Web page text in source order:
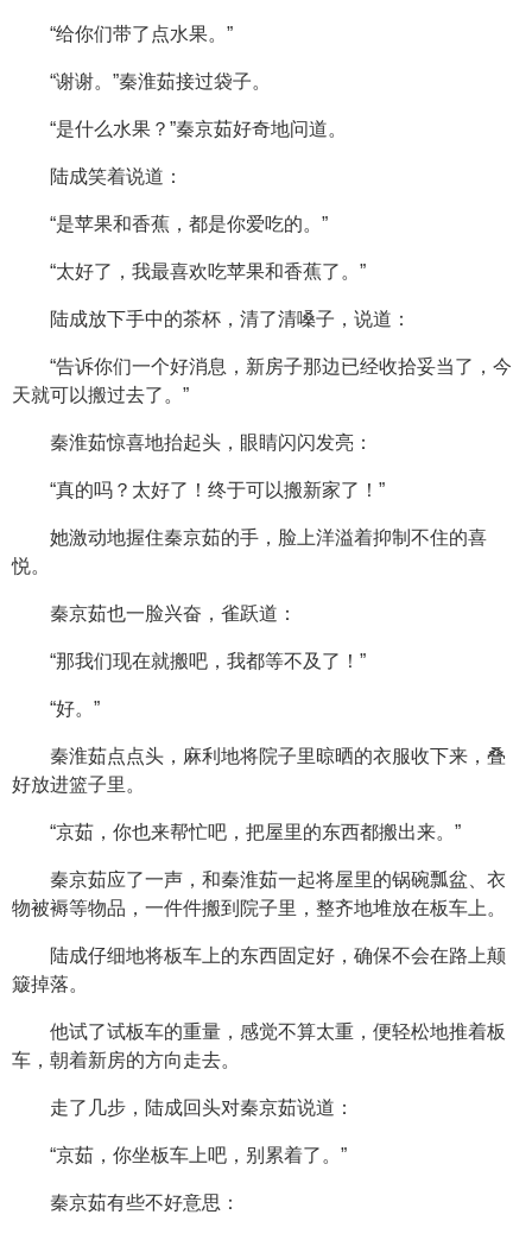
“给你们带了点水果。”
“谢谢。”秦淮茹接过袋子。
“是什么水果？”秦京茹好奇地问道。
陆成笑着说道：
“是苹果和香蕉，都是你爱吃的。”
“太好了，我最喜欢吃苹果和香蕉了。”
陆成放下手中的茶杯，清了清嗓子，说道：
“告诉你们一个好消息，新房子那边已经收拾妥当了，今
天就可以搬过去了。”
秦淮茹惊喜地抬起头，眼睛闪闪发亮：
“真的吗？太好了！终于可以搬新家了！”
她激动地握住秦京茹的手，脸上洋溢着抑制不住的喜
悦。
秦京茹也一脸兴奋，雀跃道：
“那我们现在就搬吧，我都等不及了！”
“好。”
秦淮茹点点头，麻利地将院子里晾晒的衣服收下来，叠
好放进篮子里。
“京茹，你也来帮忙吧，把屋里的东西都搬出来。”
秦京茹应了一声，和秦淮茹一起将屋里的锅碗瓢盆、衣
物被褥等物品，一件件搬到院子里，整齐地堆放在板车上。
陆成仔细地将板车上的东西固定好，确保不会在路上颠
簸掉落。
他试了试板车的重量，感觉不算太重，便轻松地推着板
车，朝着新房的方向走去。
走了几步，陆成回头对秦京茹说道：
“京茹，你坐板车上吧，别累着了。”
秦京茹有些不好意思：